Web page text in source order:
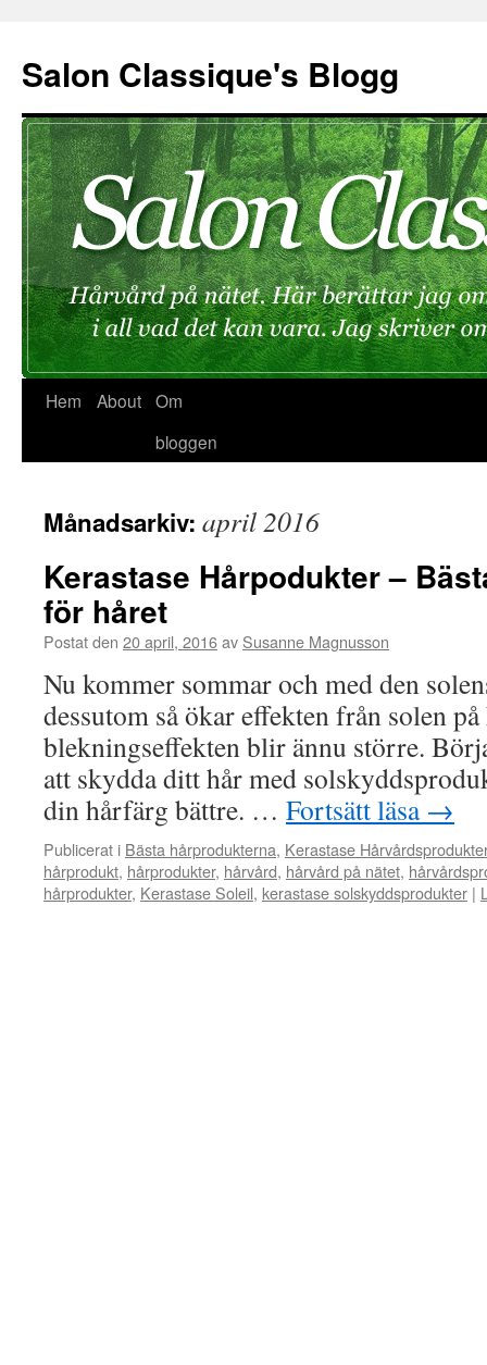
innehåll
Salon Classique's Blogg
Hem About Om
bloggen
Månadsarkiv: april 2016
Kerastase Hårpodukter –
för håret
Postat den 20 april, 2016av Susanne Magnusson
Nu kommer sommar och med den
dessutom så ökar effekten från solen på
blekningseffekten blir ännu större.
att skydda ditt hår med
din hårfärg bättre. … Fortsätt läsa →
Publicerat i Bästa hårprodukterna, Kerastase Hårvårdsprodukter
hårprodukt, hårprodukter, hårvård, hårvård på nätet,
hårprodukter, Kerastase Soleil, kerastase solskyddsprodukter |